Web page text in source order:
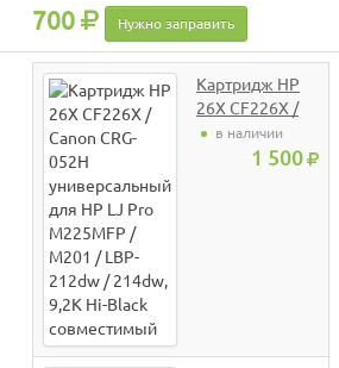
700 Нужно заправить
Картридж HP
26X CF226X /
Canon CRG-
в наличии
1 500